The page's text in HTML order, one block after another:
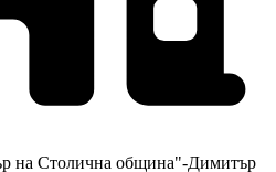
на Столична община"-Димитър